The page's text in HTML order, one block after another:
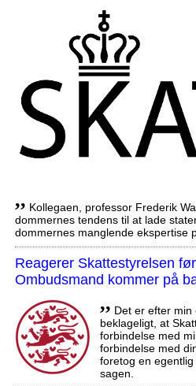
,, Kollegaen, professor Frederik
dommernes tendens til at lade
dommernes manglende ekspertise
Reagerer Skattestyrelsen
Ombudsmand kommer på
,, Det er efter min
beklageligt, at
forbindelse med
forbindelse med
foretog en
sagen.